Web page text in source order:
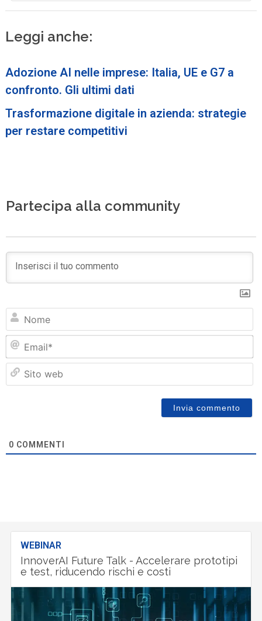
Leggi anche:
Adozione AI nelle imprese: Italia, UE e G7 a
confronto. Gli ultimi dati
Trasformazione digitale in azienda: strategie
per restare competitivi
Partecipa alla community
0 COMMENTI
WEBINAR
InnoverAI Future Talk - Accelerare prototipi
e test, riducendo rischi e costi